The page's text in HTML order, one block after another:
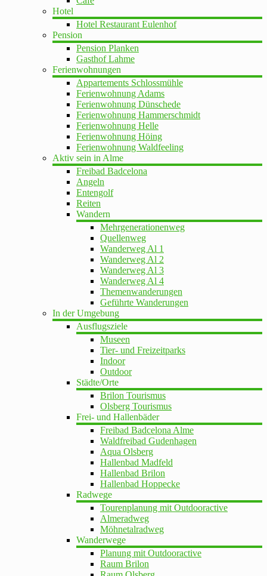
Hotel
Hotel Restaurant Eulenhof
Pension
Pension Planken
Gasthof Lahme
Ferienwohnungen
Appartements Schlossmühle
Ferienwohnung Adams
Ferienwohnung Dünschede
Ferienwohnung Hammerschmidt
Ferienwohnung Helle
Ferienwohnung Höing
Ferienwohnung Waldfeeling
Aktiv sein in Alme
Freibad Badcelona
Angeln
Entengolf
Reiten
Wandern
Mehrgenerationenweg
Quellenweg
Wanderweg Al 1
Wanderweg Al 2
Wanderweg Al 3
Wanderweg Al 4
Themenwanderungen
Geführte Wanderungen
In der Umgebung
Ausflugsziele
Museen
Tier- und Freizeitparks
Indoor
Outdoor
Städte/Orte
Brilon Tourismus
Olsberg Tourismus
Frei- und Hallenbäder
Freibad Badcelona Alme
Waldfreibad Gudenhagen
Aqua Olsberg
Hallenbad Madfeld
Hallenbad Brilon
Hallenbad Hoppecke
Radwege
Tourenplanung mit Outdooractive
Almeradweg
Möhnetalradweg
Wanderwege
Planung mit Outdooractive
Raum Brilon